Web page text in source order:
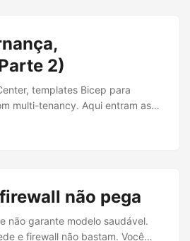
2)
templates Bicep para
multi-tenancy. Aqui entram as
Governança com Azure
não pega
não garante modelo saudável.
e firewall não bastam. Você